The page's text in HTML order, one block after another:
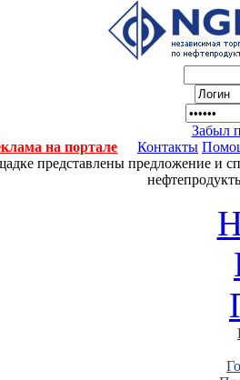
Забыл
на портале
Контакты
представлены предложение и